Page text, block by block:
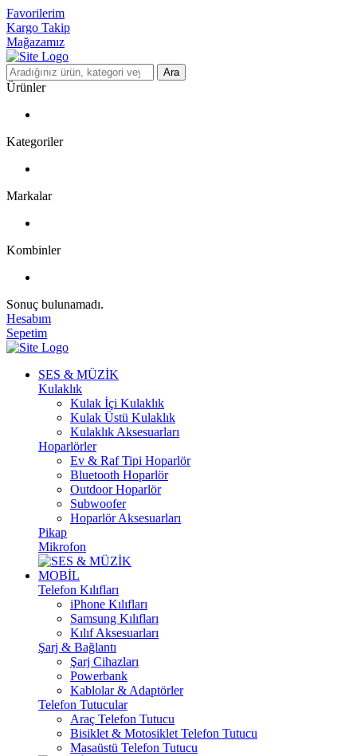
Favorilerim
Kargo Takip
Mağazamız
Ara
Ürünler
Kategoriler
Markalar
Kombinler
Sonuç bulunamadı.
Hesabım
Sepetim
SES & MÜZİK
Kulaklık
Kulak İçi Kulaklık
Kulak Üstü Kulaklık
Kulaklık Aksesuarları
Hoparlörler
Ev & Raf Tipi Hoparlör
Bluetooth Hoparlör
Outdoor Hoparlör
Subwoofer
Hoparlör Aksesuarları
Pikap
Mikrofon
MOBİL
Telefon Kılıfları
iPhone Kılıfları
Samsung Kılıfları
Kılıf Aksesuarları
Şarj & Bağlantı
Şarj Cihazları
Powerbank
Kablolar & Adaptörler
Telefon Tutucular
Araç Telefon Tutucu
Bisiklet & Motosiklet Telefon Tutucu
Masaüstü Telefon Tutucu